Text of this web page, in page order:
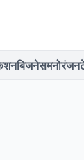
बिजनेसमनोरंजन